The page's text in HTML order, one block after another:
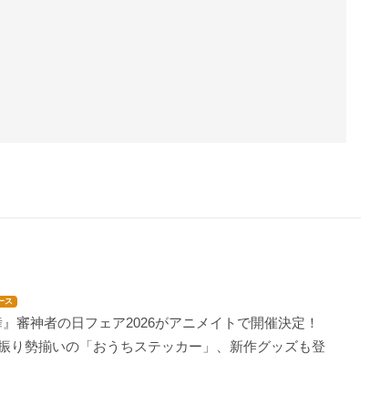
ス
審神者の日フェア2026がアニメイトで開催決定！
り勢揃いの「おうちステッカー」、新作グッズも登